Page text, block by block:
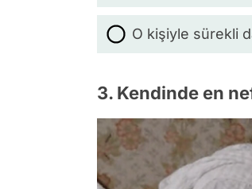
O kişiyle sürekli
3. Kendinde en